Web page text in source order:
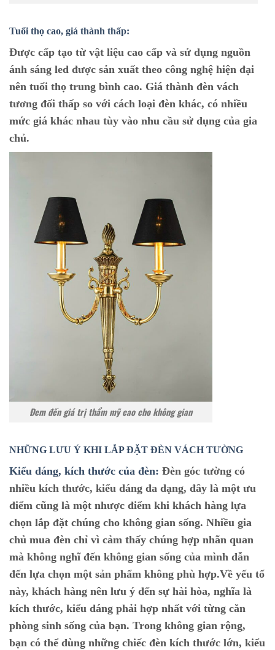
Tuổi thọ cao, giá thành thấp:
Được cấp tạo từ vật liệu cao cấp và sử dụng nguồn
ánh sáng led được sản xuất theo công nghệ hiện đại
nên tuổi thọ trung bình cao. Giá thành đèn vách
tương đối thấp so với cách loại đèn khác, có nhiều
mức giá khác nhau tùy vào nhu cầu sử dụng của gia
chủ.
Đem đến giá trị thẩm mỹ cao cho không gian
NHỮNG LƯU Ý KHI LẮP ĐẶT ĐÈN VÁCH TƯỜNG
Kiểu dáng, kích thước của đèn: Đèn góc tường có
nhiều kích thước, kiểu dáng đa dạng, đây là một ưu
điểm cũng là một nhược điểm khi khách hàng lựa
chọn lắp đặt chúng cho không gian sống. Nhiều gia
chủ mua đèn chỉ vì cảm thấy chúng hợp nhãn quan
mà không nghĩ đến không gian sống của mình dẫn
đến lựa chọn một sản phẩm không phù hợp.Về yếu tố
này, khách hàng nên lưu ý đến sự hài hòa, nghĩa là
kích thước, kiểu dáng phải hợp nhất với từng căn
phòng sinh sống của bạn. Trong không gian rộng,
bạn có thể dùng những chiếc đèn kích thước lớn, kiểu